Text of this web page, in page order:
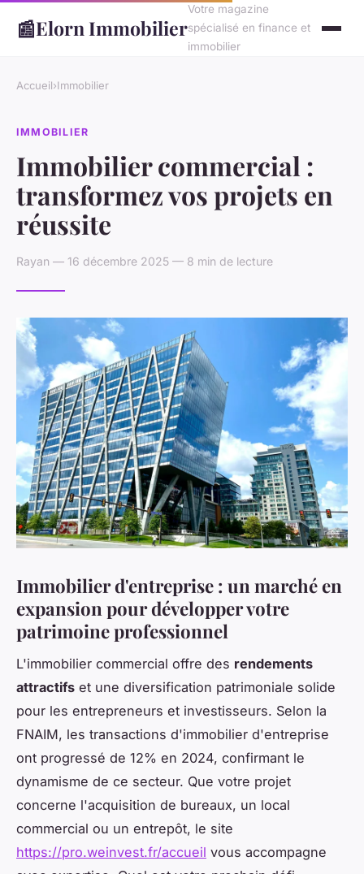
📰Elorn Immobilier
Votre magazine
spécialisé en finance et
immobilier
Accueil›Immobilier
IMMOBILIER
Immobilier commercial :
transformez vos projets en
réussite
Rayan — 16 décembre 2025 — 8 min de lecture
Immobilier d'entreprise : un marché en
expansion pour développer votre
patrimoine professionnel
L'immobilier commercial offre des rendements
attractifs et une diversification patrimoniale solide
pour les entrepreneurs et investisseurs. Selon la
FNAIM, les transactions d'immobilier d'entreprise
ont progressé de 12% en 2024, confirmant le
dynamisme de ce secteur. Que votre projet
concerne l'acquisition de bureaux, un local
commercial ou un entrepôt, le site
https://pro.weinvest.fr/accueil vous accompagne